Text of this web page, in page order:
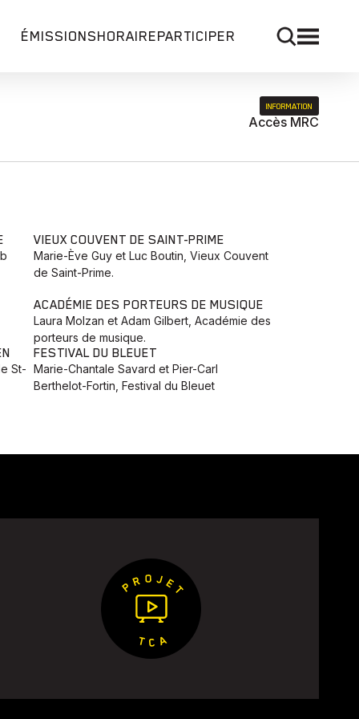
ÉMISSIONSHORAIREPARTICIPER
INFORMATION
Accès MRC
VIEUX COUVENT DE SAINT-PRIME
Marie-Ève Guy et Luc Boutin, Vieux Couvent
de Saint-Prime.
ACADÉMIE DES PORTEURS DE MUSIQUE
Laura Molzan et Adam Gilbert, Académie des
porteurs de musique.
St-
FESTIVAL DU BLEUET
Marie-Chantale Savard et Pier-Carl
Berthelot-Fortin, Festival du Bleuet